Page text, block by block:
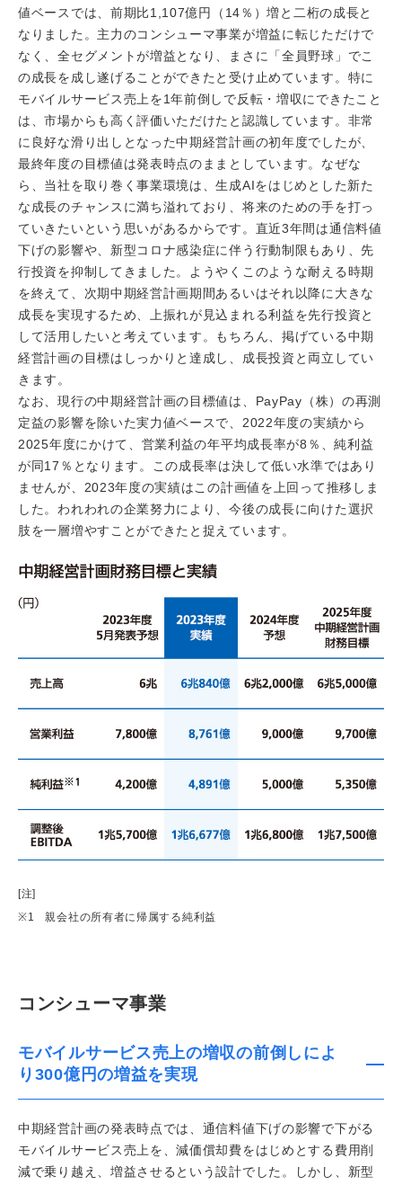
[注]
※1
親会社の所有者に帰属する純利益
値ベースでは、前期比1,107億円（14％）増と二桁の成長と
なりました。主力のコンシューマ事業が増益に転じただけで
なく、全セグメントが増益となり、まさに「全員野球」でこ
の成長を成し遂げることができたと受け止めています。特に
モバイルサービス売上を1年前倒しで反転・増収にできたこと
は、市場からも高く評価いただけたと認識しています。非常
に良好な滑り出しとなった中期経営計画の初年度でしたが、
最終年度の目標値は発表時点のままとしています。なぜな
ら、当社を取り巻く事業環境は、生成AIをはじめとした新た
な成長のチャンスに満ち溢れており、将来のための手を打っ
ていきたいという思いがあるからです。直近3年間は通信料値
下げの影響や、新型コロナ感染症に伴う行動制限もあり、先
行投資を抑制してきました。ようやくこのような耐える時期
を終えて、次期中期経営計画期間あるいはそれ以降に大きな
成長を実現するため、上振れが見込まれる利益を先行投資と
して活用したいと考えています。もちろん、掲げている中期
経営計画の目標はしっかりと達成し、成長投資と両立してい
きます。
なお、現行の中期経営計画の目標値は、PayPay（株）の再測
定益の影響を除いた実力値ベースで、2022年度の実績から
2025年度にかけて、営業利益の年平均成長率が8％、純利益
が同17％となります。この成長率は決して低い水準ではあり
ませんが、2023年度の実績はこの計画値を上回って推移しま
した。われわれの企業努力により、今後の成長に向けた選択
肢を一層増やすことができたと捉えています。
コンシューマ事業
モバイルサービス売上の増収の前倒しによ
り300億円の増益を実現
中期経営計画の発表時点では、通信料値下げの影響で下がる
モバイルサービス売上を、減価償却費をはじめとする費用削
減で乗り越え、増益させるという設計でした。しかし、新型